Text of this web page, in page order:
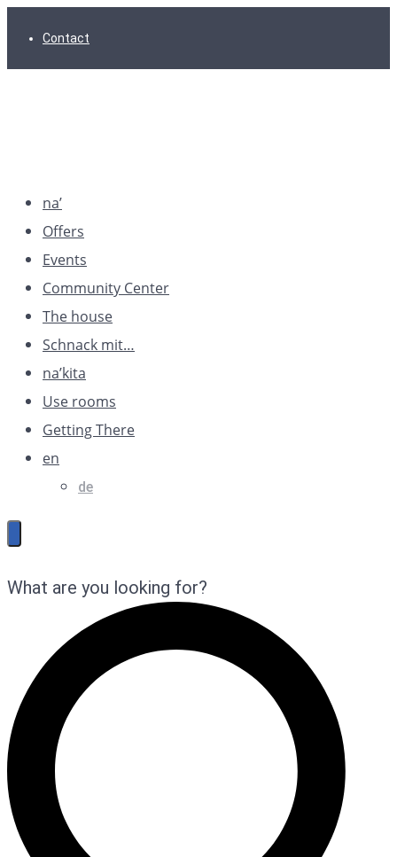
Contact
na’
Offers
Events
Community Center
The house
Schnack mit…
na’kita
Use rooms
Getting There
en
de
What are you looking for?